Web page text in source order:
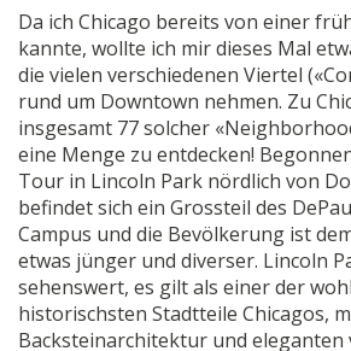
Da ich Chicago bereits von einer
kannte, wollte ich mir dieses Mal
die vielen verschiedenen Viertel
rund um Downtown nehmen. Zu
insgesamt 77 solcher
eine Menge zu entdecken!
Tour in Lincoln Park nördlich von
befindet sich ein Grossteil des
Campus und die Bevölkerung ist
etwas jünger und diverser. Lincoln
sehenswert, es gilt als einer der
historischsten Stadtteile Chicagos,
Backsteinarchitektur und eleganten